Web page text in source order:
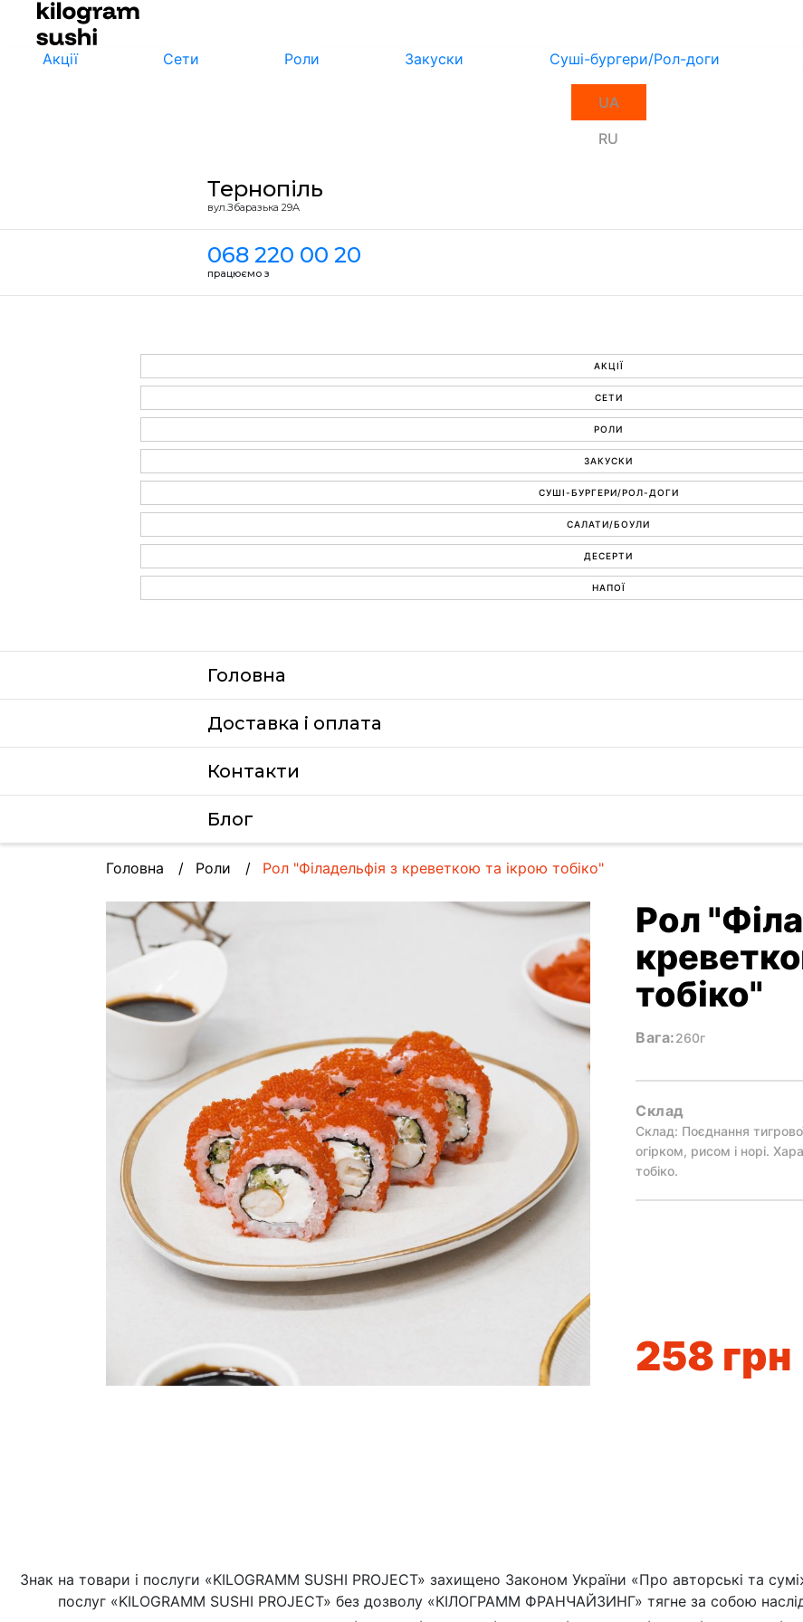
Акції Сети Роли Закуски Суші-бургери/Рол-доги
UA
RU
Тернопіль
вул.Збаразька 29А
068 220 00 20
працюємо з
АКЦІЇ
СЕТИ
РОЛИ
ЗАКУСКИ
СУШІ-БУРГЕРИ/РОЛ-ДОГИ
САЛАТИ/БОУЛИ
ДЕСЕРТИ
НАПОЇ
Головна
Доставка i оплата
Контакти
Блог
Головна Роли Рол "Філадельфія з креветкою та ікрою тобіко"
Рол
тобіко"
Вага:260г
Склад
Склад: Поєднання
огірком, рисом і норі.
тобіко.
258 грн
Знак на товари і послуги «KILOGRAMM SUSHI PROJECT» захищено Законом України «Про авторські та
послуг «KILOGRAMM SUSHI PROJECT» без дозволу «КІЛОГРАММ ФРАНЧАЙЗИНГ» тягне за собою